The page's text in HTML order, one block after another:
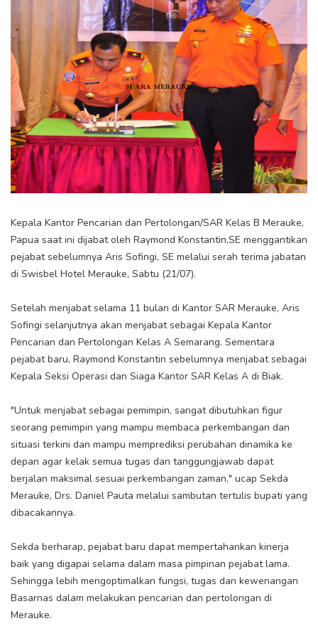
Kepala Kantor Pencarian dan Pertolongan/SAR Kelas B Merauke,
Papua saat ini dijabat oleh Raymond Konstantin,SE menggantikan
pejabat sebelumnya Aris Sofingi, SE melalui serah terima jabatan
di Swisbel Hotel Merauke, Sabtu (21/07).
Setelah menjabat selama 11 bulan di Kantor SAR Merauke, Aris
Sofingi selanjutnya akan menjabat sebagai Kepala Kantor
Pencarian dan Pertolongan Kelas A Semarang. Sementara
pejabat baru, Raymond Konstantin sebelumnya menjabat sebagai
Kepala Seksi Operasi dan Siaga Kantor SAR Kelas A di Biak.
"Untuk menjabat sebagai pemimpin, sangat dibutuhkan figur
seorang pemimpin yang mampu membaca perkembangan dan
situasi terkini dan mampu memprediksi perubahan dinamika ke
depan agar kelak semua tugas dan tanggungjawab dapat
berjalan maksimal sesuai perkembangan zaman," ucap Sekda
Merauke, Drs. Daniel Pauta melalui sambutan tertulis bupati yang
dibacakannya.
Sekda berharap, pejabat baru dapat mempertahankan kinerja
baik yang digapai selama dalam masa pimpinan pejabat lama.
Sehingga lebih mengoptimalkan fungsi, tugas dan kewenangan
Basarnas dalam melakukan pencarian dan pertolongan di
Merauke.